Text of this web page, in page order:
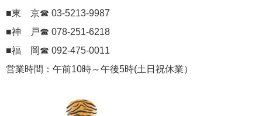
■東 京☎ 03-5213-9987
■神 戸☎ 078-251-6218
■福 岡☎ 092-475-0011
営業時間：午前10時～午後5時(土日祝休業）
現地情報